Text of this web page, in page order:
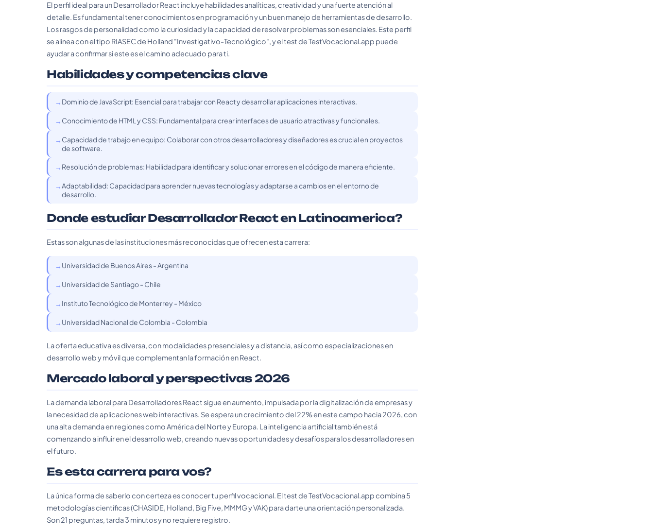
El perfil ideal para un Desarrollador React incluye habilidades analíticas, creatividad y una fuerte atención al
detalle. Es fundamental tener conocimientos en programación y un buen manejo de herramientas de desarrollo.
Los rasgos de personalidad como la curiosidad y la capacidad de resolver problemas son esenciales. Este perfil
se alinea con el tipo RIASEC de Holland "Investigativo-Tecnológico", y el test de TestVocacional.app puede
ayudar a confirmar si este es el camino adecuado para ti.
Habilidades y competencias clave
Dominio de JavaScript: Esencial para trabajar con React y desarrollar aplicaciones interactivas.
Conocimiento de HTML y CSS: Fundamental para crear interfaces de usuario atractivas y funcionales.
Capacidad de trabajo en equipo: Colaborar con otros desarrolladores y diseñadores es crucial en proyectos
de software.
Resolución de problemas: Habilidad para identificar y solucionar errores en el código de manera eficiente.
Adaptabilidad: Capacidad para aprender nuevas tecnologías y adaptarse a cambios en el entorno de
desarrollo.
Donde estudiar Desarrollador React en Latinoamerica?
Estas son algunas de las instituciones más reconocidas que ofrecen esta carrera:
Universidad de Buenos Aires - Argentina
Universidad de Santiago - Chile
Instituto Tecnológico de Monterrey - México
Universidad Nacional de Colombia - Colombia
La oferta educativa es diversa, con modalidades presenciales y a distancia, así como especializaciones en
desarrollo web y móvil que complementan la formación en React.
Mercado laboral y perspectivas 2026
La demanda laboral para Desarrolladores React sigue en aumento, impulsada por la digitalización de empresas y
la necesidad de aplicaciones web interactivas. Se espera un crecimiento del 22% en este campo hacia 2026, con
una alta demanda en regiones como América del Norte y Europa. La inteligencia artificial también está
comenzando a influir en el desarrollo web, creando nuevas oportunidades y desafíos para los desarrolladores en
el futuro.
Es esta carrera para vos?
La única forma de saberlo con certeza es conocer tu perfil vocacional. El test de TestVocacional.app combina 5
metodologías científicas (CHASIDE, Holland, Big Five, MMMG y VAK) para darte una orientación personalizada.
Son 21 preguntas, tarda 3 minutos y no requiere registro.